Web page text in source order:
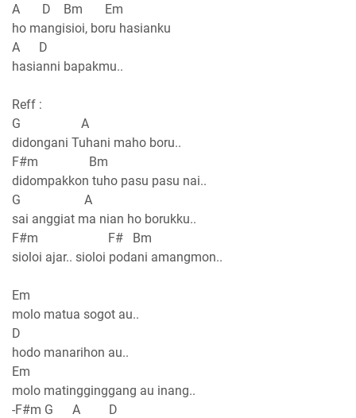
A D Bm Em
ho mangisioi, boru hasianku
A D
hasianni bapakmu..
Reff :
G A
didongani Tuhani maho boru..
F#m Bm
didompakkon tuho pasu pasu nai..
G A
sai anggiat ma nian ho borukku..
F#m F# Bm
sioloi ajar.. sioloi podani amangmon..
Em
molo matua sogot au..
D
hodo manarihon au..
Em
molo matingginggang au inang..
-F#m G A D